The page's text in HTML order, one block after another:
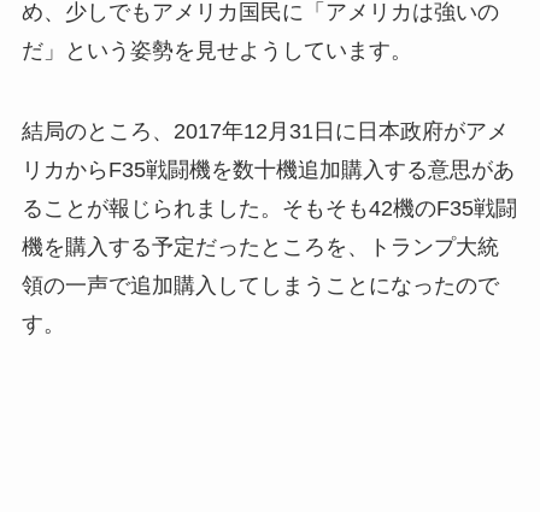
め、少しでもアメリカ国民に「アメリカは強いの
だ」という姿勢を見せようしています。
結局のところ、2017年12月31日に日本政府がアメ
リカからF35戦闘機を数十機追加購入する意思があ
ることが報じられました。そもそも42機のF35戦闘
機を購入する予定だったところを、トランプ大統
領の一声で追加購入してしまうことになったので
す。